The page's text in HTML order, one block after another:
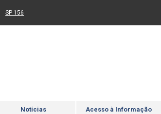
Ir para rodapé
(Link para um novo sítio)
SP 156
Notícias Acesso à Informação